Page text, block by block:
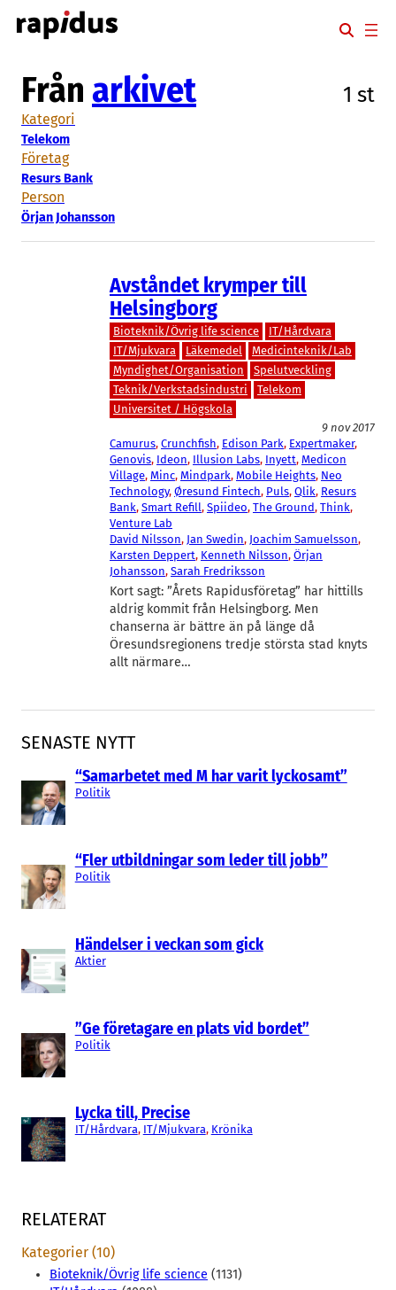
Hoppa
till
SENASTE NYTT
“Samarbetet med M har varit lyckosamt”
Politik
“Fler utbildningar som leder till jobb”
Politik
Händelser i veckan som gick
Aktier
”Ge företagare en plats vid bordet”
Politik
Lycka till, Precise
IT/Hårdvara, IT/Mjukvara, Krönika
Från arkivet 1 st
Kategori
Telekom
Företag
Resurs Bank
Person
Örjan Johansson
Avståndet krymper till
Helsingborg
Bioteknik/Övrig life science
IT/Hårdvara
IT/Mjukvara
Läkemedel
Medicinteknik/Lab
Myndighet/Organisation
Spelutveckling
Teknik/Verkstadsindustri
Telekom
Universitet / Högskola
9 nov 2017
Camurus, Crunchfish, Edison Park, Expertmaker
Genovis, Ideon, Illusion Labs, Inyett, Medicon
Village, Minc, Mindpark, Mobile Heights, Neo
Technology, Øresund Fintech, Puls, Qlik, Resurs
Bank, Smart Refill, Spiideo, The Ground, Think
Venture Lab
David Nilsson, Jan Swedin, Joachim Samuelsson
Karsten Deppert, Kenneth Nilsson, Örjan
Johansson, Sarah Fredriksson
Kort sagt: ”Årets Rapidusföretag” har hittills
aldrig kommit från Helsingborg. Men
chanserna är bättre än på länge då
Öresundsregionens tredje största stad knyts
allt närmare…
RELATERAT
Kategorier (10)
Bioteknik/Övrig life science (1131)